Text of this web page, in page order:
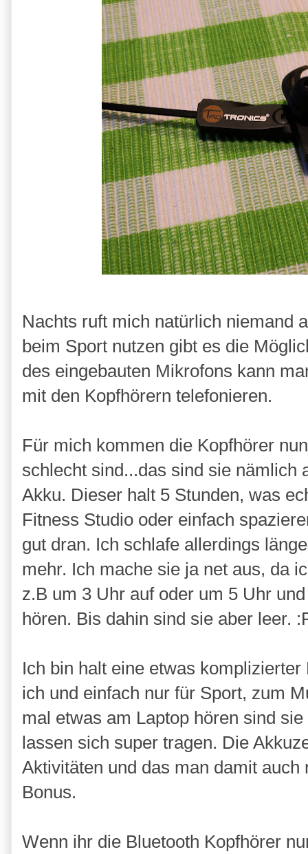
Nachts ruft mich natürlich niemand
beim Sport nutzen gibt es die
des eingebauten Mikrofons kann
mit den Kopfhörern telefonieren.
Für mich kommen die Kopfhörer
schlecht sind...das sind sie nämlich
Akku. Dieser halt 5 Stunden, was
Fitness Studio oder einfach
gut dran. Ich schlafe allerdings
mehr. Ich mache sie ja net aus, da
z.B um 3 Uhr auf oder um 5 Uhr
hören. Bis dahin sind sie aber leer.
Ich bin halt eine etwas
ich und einfach nur für Sport, zum
mal etwas am Laptop hören sind
lassen sich super tragen. Die
Aktivitäten und das man damit
Bonus.
Wenn ihr die Bluetooth Kopfhörer